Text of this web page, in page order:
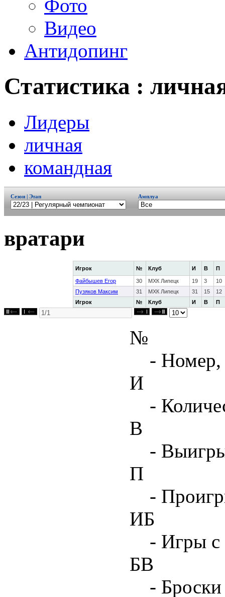
Фото
Видео
Антидопинг
Статистика :
Лидеры
личная
командная
Сезон | Этап Амплуа
вратари
Игрок № Клуб И В П
Игрок № Клуб И В П
Файбышев Егор 30 МХК Липецк 19 3
10
Пузяков Максим
31 МХК Липецк 31 15 12
№
- Номер,
И
-
В
-
П
-
ИБ
- Игры с
БВ
-